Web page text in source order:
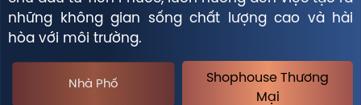
những không gian sống chất lượng cao và hài
hòa với môi trường.
Nhà Phố
Shophouse Thương
Mại